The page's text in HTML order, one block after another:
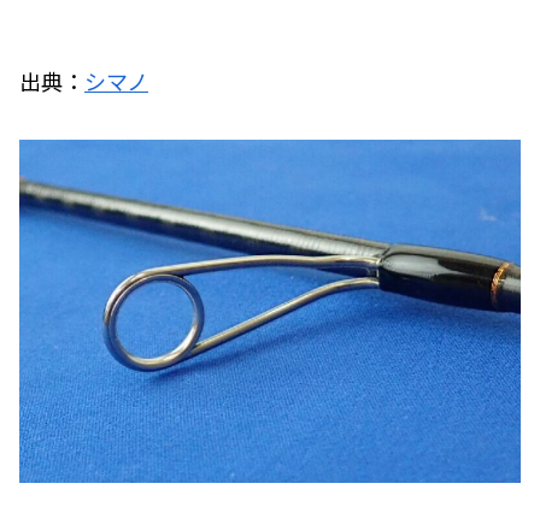
出典： シマノ